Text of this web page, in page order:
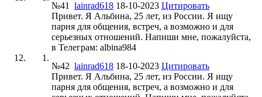
№41 lainrad618 18-10-2023 Цитировать
Привет. Я Альбина, 25 лет, из России. Я ищу
парня для общения, встреч, а возможно и для
серьезных отношений. Напиши мне, пожалуйста,
в Телеграм: albina984
№42 lainrad618 18-10-2023 Цитировать
Привет. Я Альбина, 25 лет, из России. Я ищу
парня для общения, встреч, а возможно и для